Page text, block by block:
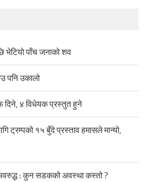
भेटियो पाँच जनाको शव
पनि उकालो
दिने, ४ विधेयक प्रस्तुत हुने
ट्रम्पको १५ बुँदे प्रस्ताव हमासले मान्यो,
अवरुद्ध : कुन सडकको अवस्था कस्तो ?